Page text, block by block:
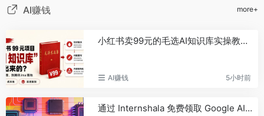
AI代理的稳定币钱包
展至Robinhood Chain，UniversalX等
生态应用已完成接入
46 Upbit将于9月7日下架BONK代币
47
火币HTX已上线KO、RDDT、
48
“AI教父”警告：人类可能无法战胜下
AI赚钱 more+
小红书卖99元的毛选AI知识库实操教程，看完你也月入六位数
AI赚钱 5小时前
通过 Internshala 免费领取 Google AI plus 12 个月的详细申请步骤